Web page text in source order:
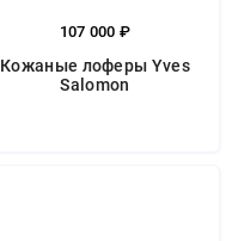
107 000 ₽
Кожаные лоферы Yves
Salomon